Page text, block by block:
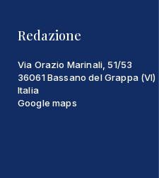
Redazione
Via Orazio Marinali, 51/53
36061 Bassano del Grappa (VI)
Italia
Google maps